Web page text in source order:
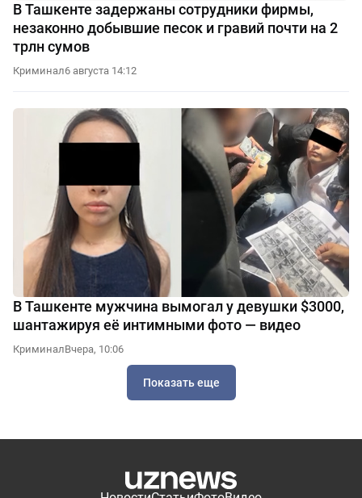
В Ташкенте задержаны сотрудники фирмы,
незаконно добывшие песок и гравий почти на 2
трлн сумов
Криминал6 августа 14:12
В Ташкенте мужчина вымогал у девушки $3000,
шантажируя её интимными фото — видео
КриминалВчера, 10:06
Показать еще